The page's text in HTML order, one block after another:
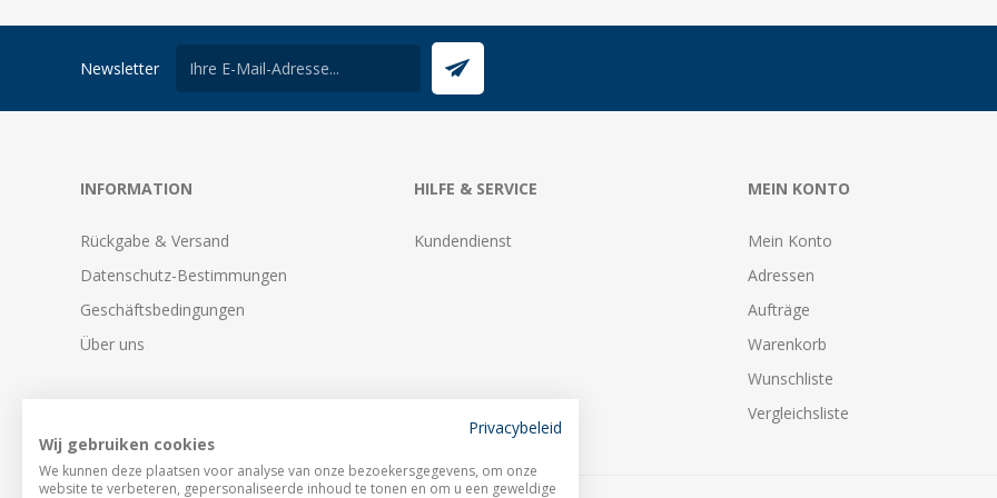
Newsletter
INFORMATION
Rückgabe & Versand
Datenschutz-Bestimmungen
Geschäftsbedingungen
Über uns
HILFE & SERVICE
Kundendienst
MEIN KONTO
Mein Konto
Adressen
Aufträge
Warenkorb
Wunschliste
Vergleichsliste
Privacybeleid
Wij gebruiken cookies
We kunnen deze plaatsen voor analyse van onze bezoekersgegevens, om onze
website te verbeteren, gepersonaliseerde inhoud te tonen en om u een geweldige